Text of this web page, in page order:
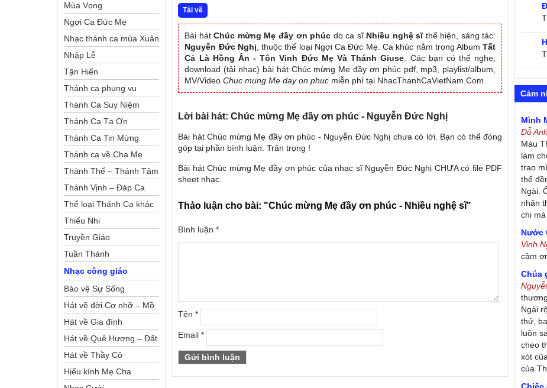
Tải về
Bài hátChúc mừng Mẹ đầy ơn phúc do ca sĩ Nhiều nghệ sĩthể hiện, sáng tác:
Nguyễn Đức Nghị , thuộc thể loại Ngợi Ca Đức Mẹ. Ca khúc nằm trong AlbumTất
Cả Là Hồng Ân - Tôn Vinh Đức Mẹ Và Thánh Giuse . Các bạn có thể nghe,
download (tải nhạc) bài hát Chúc mừng Mẹ đầy ơn phúc pdf, mp3, playlist/album,
MV/VideoChuc mung Me day on phuc miễn phí tại NhacThanhCaVietNam.Com.
Lời bài hát: Chúc mừng Mẹ đầy ơn phúc - Nguyễn Đức Nghị
Bài hát Chúc mừng Mẹ đầy ơn phúc - Nguyễn Đức Nghị chưa có lời. Bạn có thể đóng
góp tại phần bình luận. Trân trọng !
Bài hát Chúc mừng Mẹ đầy ơn phúc của nhạc sĩ Nguyễn Đức Nghị CHƯA có file PDF
sheet nhạc.
Thảo luận cho bài: "Chúc mừng Mẹ đầy ơn phúc - Nhiều nghệ sĩ"
Bình luận*
Tên*
Email*
Mùa Vọng
Ngợi Ca Đức Mẹ
Nhạc thánh ca mùa Xuân
Nhập Lễ
Tận Hiến
Thánh ca phụng vụ
Thánh Ca Suy Niệm
Thánh Ca Tạ Ơn
Thánh Ca Tin Mừng
Thánh ca về Cha Mẹ
Thánh Thể – Thánh Tâm
Thánh Vịnh – Đáp Ca
Thể loại Thánh Ca khác
Thiếu Nhi
Truyền Giáo
Tuần Thánh
Nhạc công giáo
Bảo vệ Sự Sống
Hát về đời Cơ nhỡ – Mồ
côi
Hát về Gia đình
Hát về Quê Hương – Đất
Nước
Hát về Thầy Cô
Hiếu kính Mẹ Cha
Cảm
Mình
Dỗ
Máu
làm
trao
thế
Ngài.
nhân
chi
Nước
Vinh
cảm
Chúa
Ngài
thứ,
luôn
cheo
xót
của